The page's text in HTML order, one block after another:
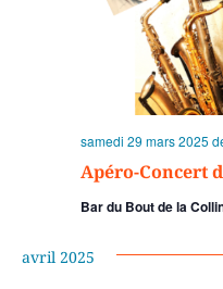
Apéro-Concert
samedi 29 mars 2025
Bar du Bout de la
avril 2025